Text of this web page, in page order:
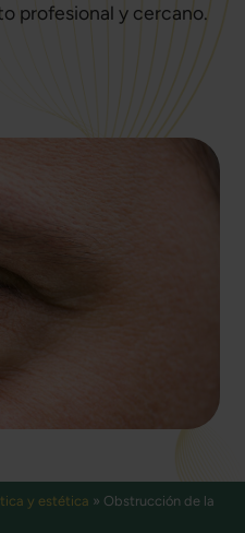
profesional y cercano.
y estética » Obstrucción de la